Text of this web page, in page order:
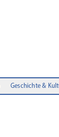
Geschichte &